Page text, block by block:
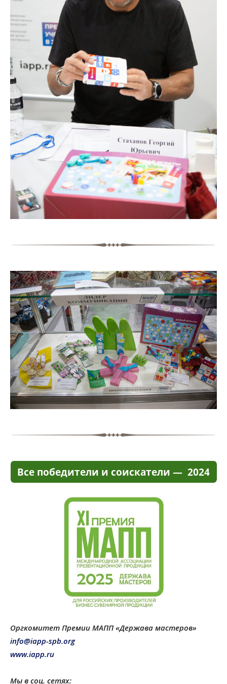
Оргкомитет Премии МАПП «Держава мастеров»
info@iapp-spb.org
www.iapp.ru
Мы в соц. сетях: